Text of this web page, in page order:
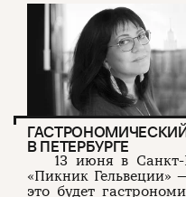
В ПЕТЕРБУРГЕ
13 июня в Санкт-
«Пикник Гельвеции»
это будет